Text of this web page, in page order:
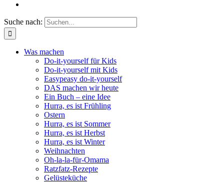
Suche nach:
Was machen
Do-it-yourself für Kids
Do-it-yourself mit Kids
Easypeasy do-it-yourself
DAS machen wir heute
Ein Buch – eine Idee
Hurra, es ist Frühling
Ostern
Hurra, es ist Sommer
Hurra, es ist Herbst
Hurra, es ist Winter
Weihnachten
Oh-la-la-für-Omama
Ratzfatz-Rezepte
Gelüsteküche